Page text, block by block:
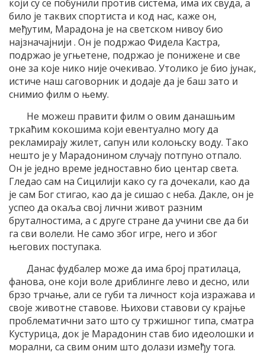
који су се побунили против система, има их свуда, а
било је таквих спортиста и код нас, каже он,
међутим, Марадона је на светском нивоу био
најзначајнији . Он је подржао Фидела Кастра,
подржао је угњетене, подржао је понижене и све
оне за које нико није очекивао. Утолико је био јунак,
истиче наш саговорник и додаје да је баш зато и
снимио филм о њему.
Не можеш правити филм о овим данашњим
тркаћим кокошима који евентуално могу да
рекламирају жилет, сапун или колоњску воду. Тако
нешто је у Марадонином случају потпуно отпало.
Он је једно време једноставно био центар света.
Гледао сам на Сицилији како су га дочекали, као да
је сам Бог стигао, као да је сишао с неба. Дакле, он је
успео да окаља свој лични живот разним
бруталностима, а с друге стране да учини све да би
га сви волели. Не само због игре, него и због
његових поступака.
Данас фудбалер може да има број пратилаца,
фанова, оне који воле дриблинге лево и десно, или
брзо трчање, али се губи та личност која изражава и
своје животне ставове. Њихови ставови су крајње
проблематични зато што су тржишног типа, сматра
Кустурица, док је Марадонин став био идеолошки и
морални, са свим оним што долази између тога.